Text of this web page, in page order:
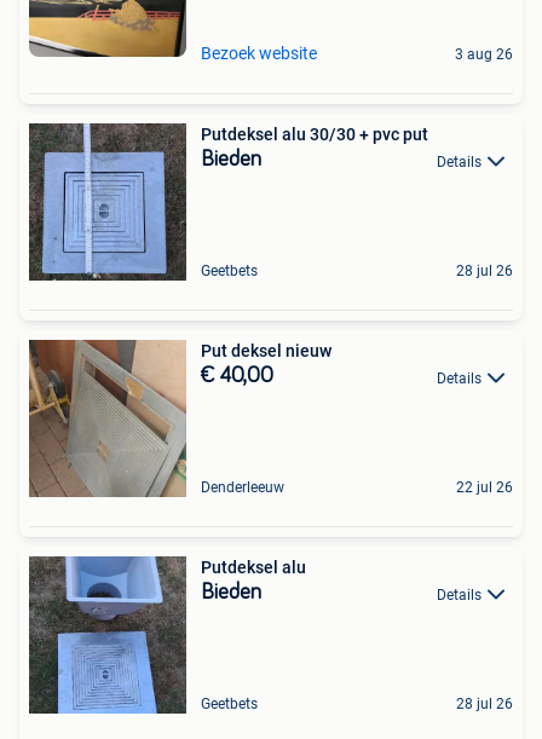
Bezoek website 3 aug 26
Putdeksel alu 30/30 + pvc put
Bieden Details
Geetbets 28 jul 26
Put deksel nieuw
€ 40,00 Details
Denderleeuw 22 jul 26
Putdeksel alu
Bieden Details
Geetbets 28 jul 26